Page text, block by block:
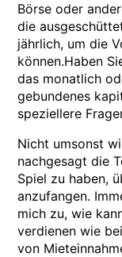
Börse oder
die
jährlich, um die
können.Haben
das monatlich
gebundenes
speziellere
Nicht umsonst
nachgesagt die
Spiel zu haben,
anzufangen.
mich zu, wie
verdienen wie
von